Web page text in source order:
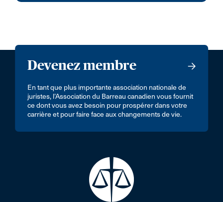
Devenez membre
En tant que plus importante association nationale de
juristes, l’Association du Barreau canadien vous fournit
ce dont vous avez besoin pour prospérer dans votre
carrière et pour faire face aux changements de vie.